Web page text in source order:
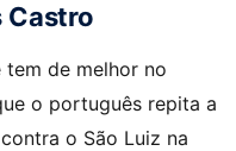
Castro
tem de melhor no
o português repita a
o São Luiz na